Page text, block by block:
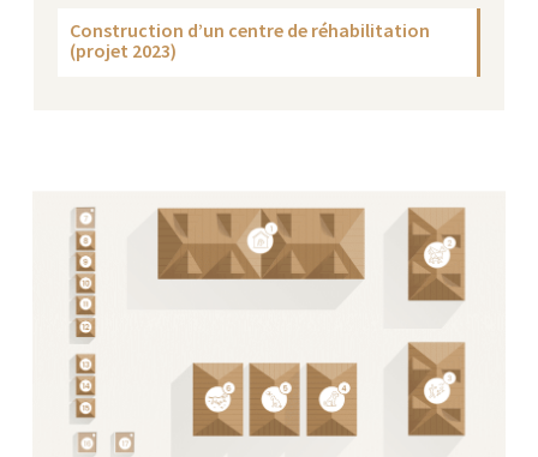
Construction d’un centre de réhabilitation
(projet 2023)